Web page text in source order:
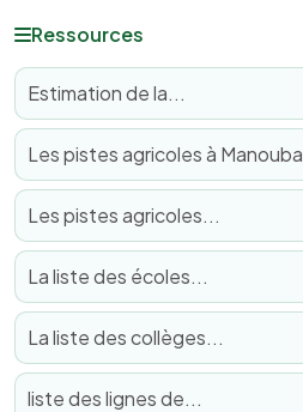
Ressources
Estimation de la...
Les pistes agricoles à Manouba
Les pistes agricoles...
La liste des écoles...
La liste des collèges...
liste des lignes de...